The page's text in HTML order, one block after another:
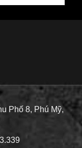
Phố 8, Phú Mỹ,